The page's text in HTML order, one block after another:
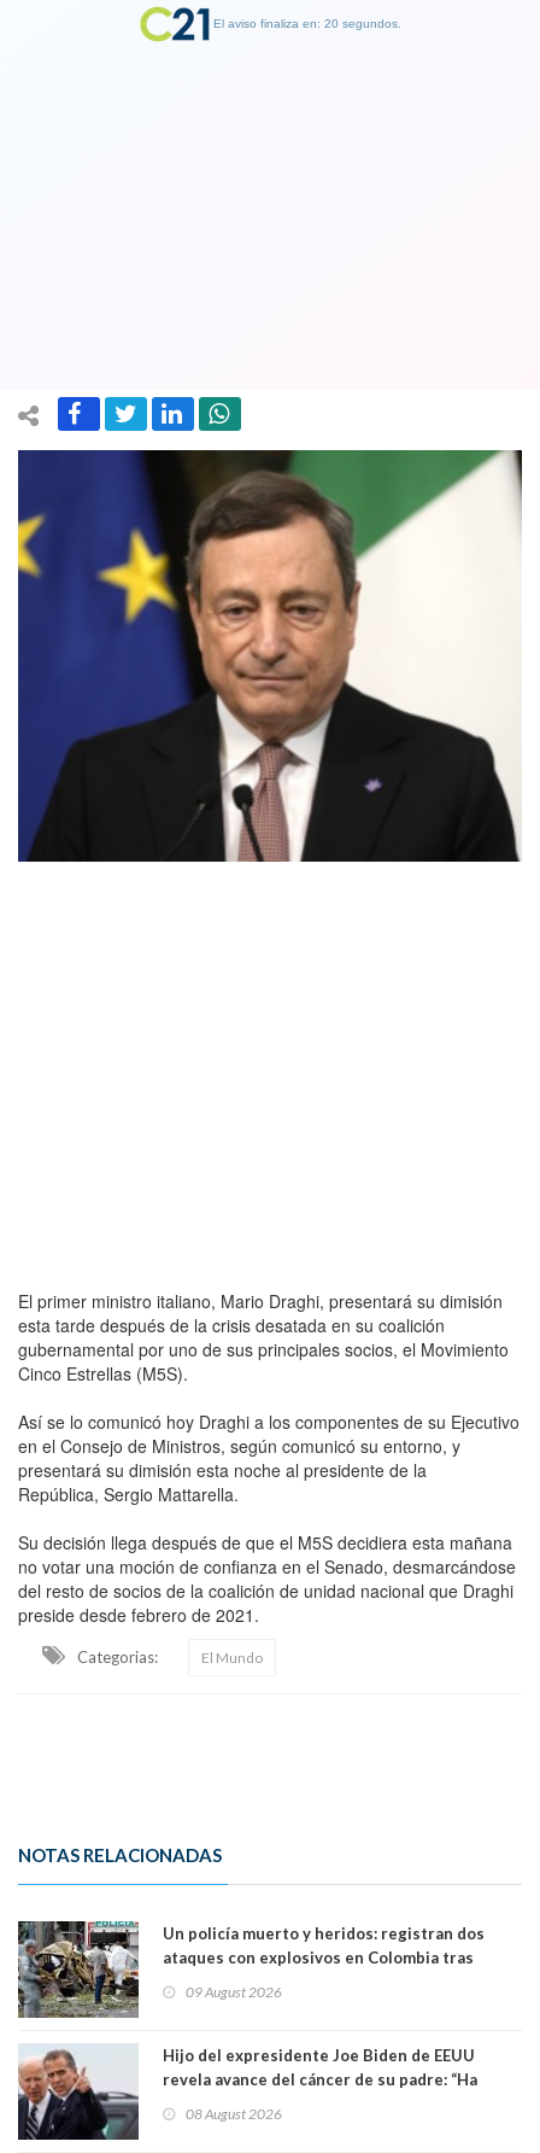
El primer ministro italiano, Mario Draghi, presentará su dimisión
esta tarde después de la crisis desatada en su coalición
gubernamental por uno de sus principales socios, el Movimiento
Cinco Estrellas (M5S).
Así se lo comunicó hoy Draghi a los componentes de su Ejecutivo
en el Consejo de Ministros, según comunicó su entorno, y
presentará su dimisión esta noche al presidente de la
República, Sergio Mattarella.
Su decisión llega después de que el M5S decidiera esta mañana
no votar una moción de confianza en el Senado, desmarcándose
del resto de socios de la coalición de unidad nacional que Draghi
preside desde febrero de 2021.
Categorias: El Mundo
NOTAS RELACIONADAS
Un policía muerto y heridos: registran dos
ataques con explosivos en Colombia tras
09 August 2026
Hijo del expresidente Joe Biden de EEUU
revela avance del cáncer de su padre: “Ha
08 August 2026
El aviso finaliza en: 19 segundos.